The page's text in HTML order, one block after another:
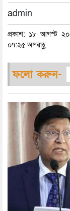
admin
প্রকাশ: ১৮ আগস্ট
০৭:২৫ অপরাহ্ণ
ফলো করুন-